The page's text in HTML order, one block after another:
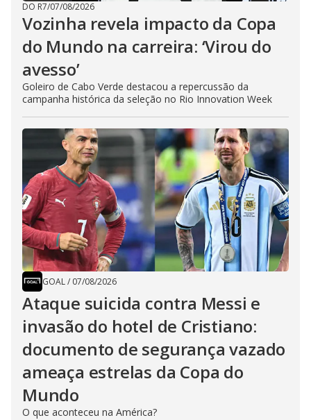
DO R7/07/08/2026
Vozinha revela impacto da Copa
do Mundo na carreira: ‘Virou do
avesso’
Goleiro de Cabo Verde destacou a repercussão da
campanha histórica da seleção no Rio Innovation Week
GOAL/ 07/08/2026
Ataque suicida contra Messi e
invasão do hotel de Cristiano:
documento de segurança vazado
ameaça estrelas da Copa do
Mundo
O que aconteceu na América?